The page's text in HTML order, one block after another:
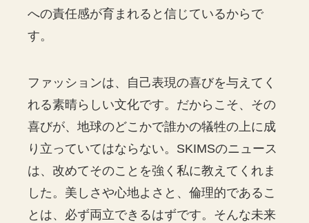
への責任感が育まれると信じているからで
す。
ファッションは、自己表現の喜びを与えてく
れる素晴らしい文化です。だからこそ、その
喜びが、地球のどこかで誰かの犠牲の上に成
り立っていてはならない。SKIMSのニュース
は、改めてそのことを強く私に教えてくれま
した。美しさや心地よさと、倫理的であるこ
とは、必ず両立できるはずです。そんな未来